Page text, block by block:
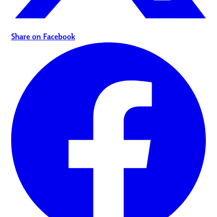
Share on Facebook